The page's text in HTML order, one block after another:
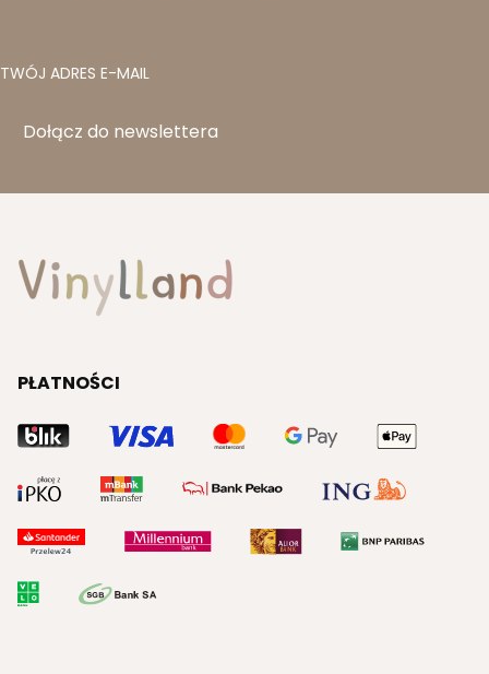
TWÓJ ADRES E-MAIL
Dołącz do newslettera
PŁATNOŚCI